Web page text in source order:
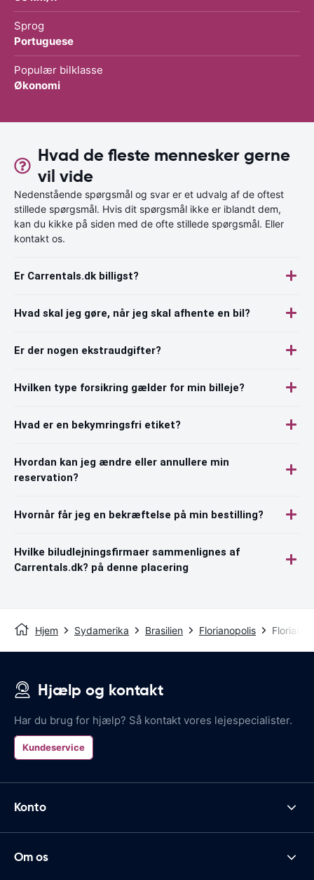
Sprog
Portuguese
Populær bilklasse
Økonomi
Hvad de fleste mennesker gerne
vil vide
Nedenstående spørgsmål og svar er et udvalg af de oftest
stillede spørgsmål. Hvis dit spørgsmål ikke er iblandt dem,
kan du kikke på siden med de ofte stillede spørgsmål. Eller
kontakt os.
Er Carrentals.dk billigst?
Hvad skal jeg gøre, når jeg skal afhente en bil?
Er der nogen ekstraudgifter?
Hvilken type forsikring gælder for min billeje?
Hvad er en bekymringsfri etiket?
Hvordan kan jeg ændre eller annullere min
reservation?
Hvornår får jeg en bekræftelse på min bestilling?
Hvilke biludlejningsfirmaer sammenlignes af
Carrentals.dk? på denne placering
Hjem Sydamerika Brasilien Florianopolis
Hjælp og kontakt
Har du brug for hjælp? Så kontakt vores lejespecialister.
Kundeservice
Konto
Om os